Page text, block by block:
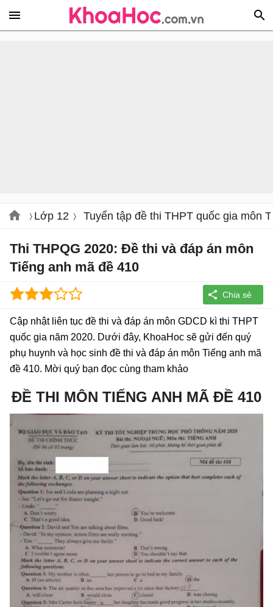
Lớp 12 Tuyển tập đề thi THPT quốc gia môn
Thi THPQG 2020: Đề thi và đáp án môn
Tiếng anh mã đề 410
Cập nhật liên tục đề thi và đáp án môn GDCD kì thi THPT
quốc gia năm 2020. Dưới đây, KhoaHoc sẽ gửi đến quý
phụ huynh và học sinh đề thi và đáp án môn Tiếng anh mã
đề 410. Mời quý bạn đọc cùng tham khảo
ĐỀ THI MÔN TIẾNG ANH MÃ ĐỀ 410